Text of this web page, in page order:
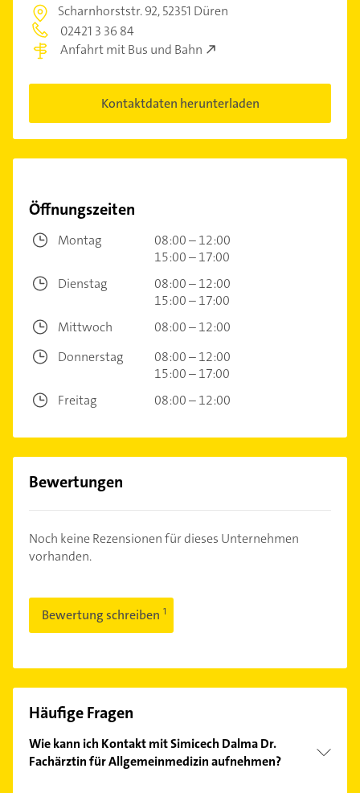
Scharnhorststr. 92,52351 Düren
02421 3 36 84
Anfahrt mit Bus und Bahn
Kontaktdaten herunterladen
Öffnungszeiten
Montag
08:00 – 12:00
15:00 – 17:00
Dienstag
08:00 – 12:00
15:00 – 17:00
Mittwoch
08:00 – 12:00
Donnerstag
08:00 – 12:00
15:00 – 17:00
Freitag
08:00 – 12:00
Bewertungen
Noch keine Rezensionen für dieses Unternehmen
vorhanden.
Bewertung schreiben
Häufige Fragen
Wie kann ich Kontakt mit Simicech Dalma Dr.
Fachärztin für Allgemeinmedizin aufnehmen?